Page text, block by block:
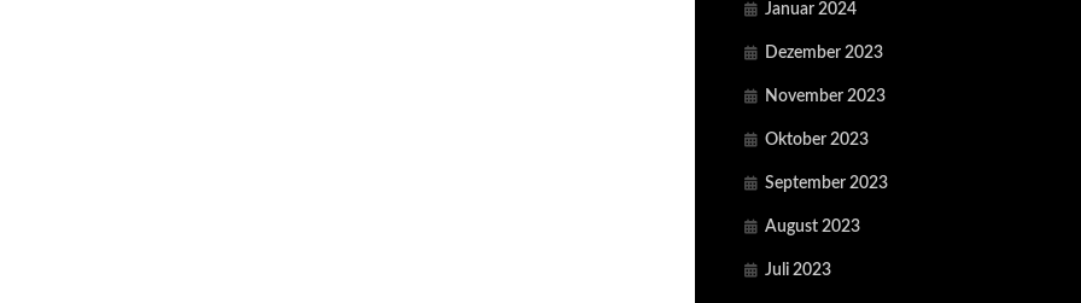
Januar 2024
Dezember 2023
November 2023
Oktober 2023
September 2023
August 2023
Juli 2023